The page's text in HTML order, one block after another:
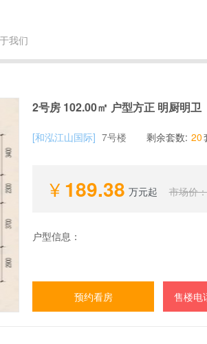
我们
2号房 102.00㎡ 户型方正 明厨明卫
[和泓江山国际] 7号楼 剩余套数: 20
189.38 万元起 市场价：
户型信息：
预约看房 售楼电